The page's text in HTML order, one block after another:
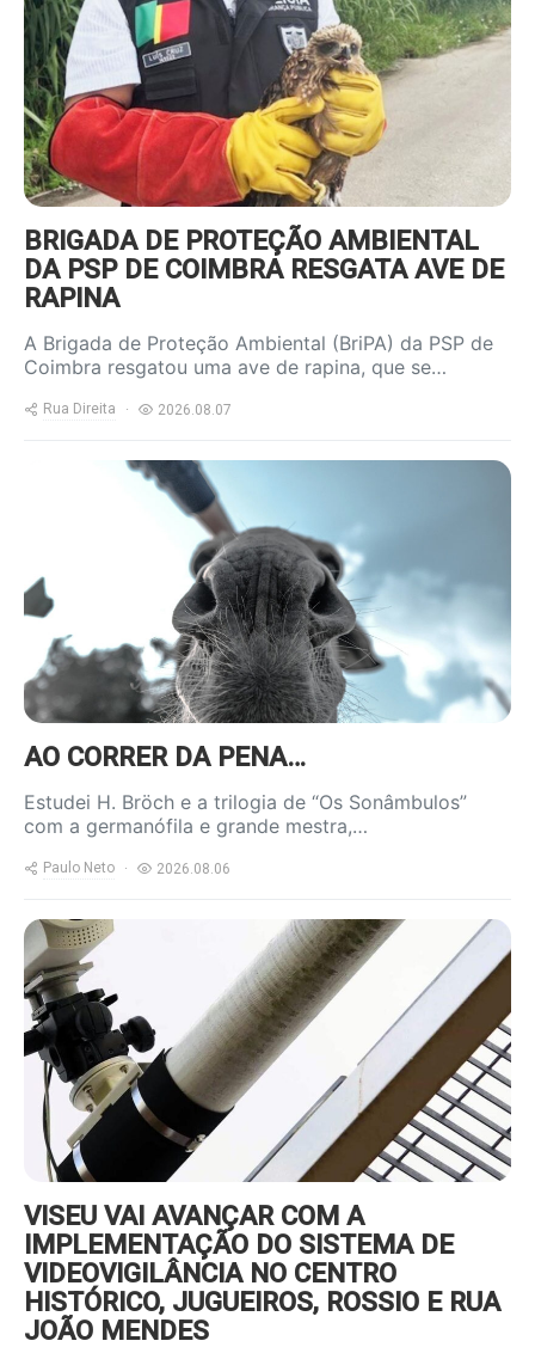
resgatada_1-800x600.jpg
BRIGADA DE PROTEÇÃO AMBIENTAL
DA PSP DE COIMBRA RESGATA AVE DE
RAPINA
A Brigada de Proteção Ambiental (BriPA) da PSP de
Coimbra resgatou uma ave de rapina, que se…
Rua Direita 2026.08.07
https://www.ruadireita.pt/wp-
content/uploads/2020/04/burro-
AO CORRER DA PENA…
Estudei H. Bröch e a trilogia de “Os Sonâmbulos”
com a germanófila e grande mestra,…
Paulo Neto 2026.08.06
https://www.ruadireita.pt/wp-
content/uploads/2026/08/videov-
800x600.jpg
VISEU VAI AVANÇAR COM A
IMPLEMENTAÇÃO DO SISTEMA DE
VIDEOVIGILÂNCIA NO CENTRO
HISTÓRICO, JUGUEIROS, ROSSIO E RUA
JOÃO MENDES